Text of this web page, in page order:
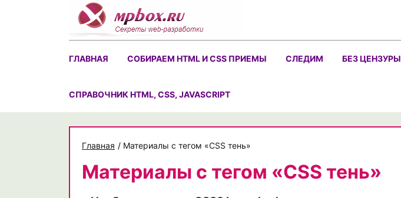
ГЛАВНАЯ СОБИРАЕМ HTML И CSS ПРИЕМЫ СЛЕДИМ БЕЗ ЦЕНЗУРЫ
CПРАВОЧНИК HTML, CSS, JAVASCRIPT
Главная / Материалы с тегом «CSS тень»
Материалы с тегом «CSS тень»